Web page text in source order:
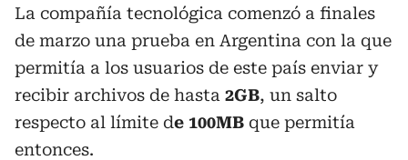
La compañía tecnológica comenzó a finales
de marzo una prueba en Argentina con la que
permitía a los usuarios de este país enviar y
recibir archivos de hasta 2GB, un salto
respecto al límite de 100MB que permitía
entonces.